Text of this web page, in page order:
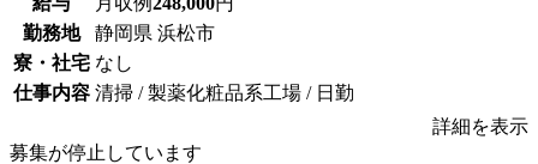
勤務地
静岡県 浜松市
寮・社宅 なし
仕事内容 清掃 / 製薬化粧品系工場 / 日勤
詳細を表示
募集が停止しています